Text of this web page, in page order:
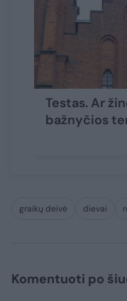
Testas. Ar
bažnyčios
graikų deivė dievai
Komentuoti po